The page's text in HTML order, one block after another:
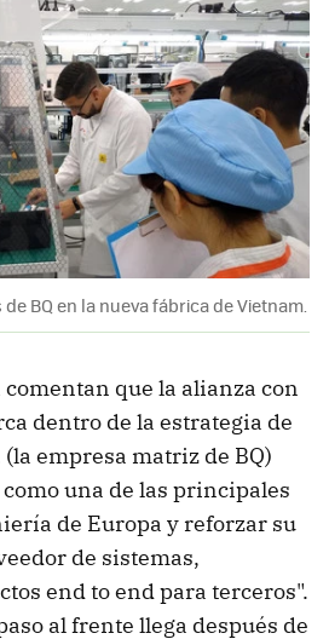
BQ en la nueva fábrica de Vietnam.
que la alianza con
dentro de la estrategia de
empresa matriz de BQ)
una de las principales
de Europa y reforzar su
de sistemas,
end to end para terceros".
al frente llega después de